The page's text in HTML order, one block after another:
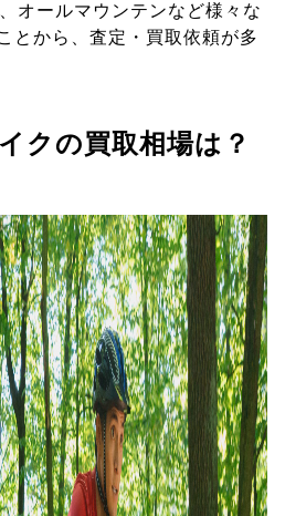
オールマウンテンなど様々な
とから、査定・買取依頼が多
クの買取相場は？